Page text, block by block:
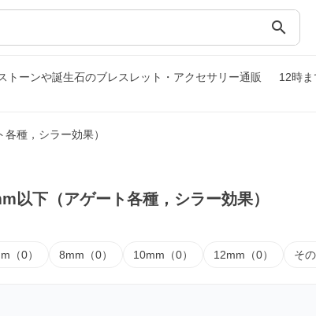
search
ーンや誕生石のブレスレット・アクセサリー通販
12時
種，シラー効果）
以下（アゲート各種，シラー効果）
（0） 8mm（0） 10mm（0） 12mm（0） そ